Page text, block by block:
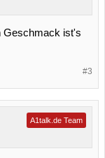
Geschmack ist's
#3
A1talk.de Team